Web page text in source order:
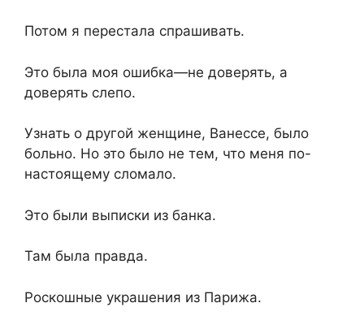
Потом я перестала спрашивать.
Это была моя ошибка—не доверять, а
доверять слепо.
Узнать о другой женщине, Ванессе, было
больно. Но это было не тем, что меня по-
настоящему сломало.
Это были выписки из банка.
Там была правда.
Роскошные украшения из Парижа.